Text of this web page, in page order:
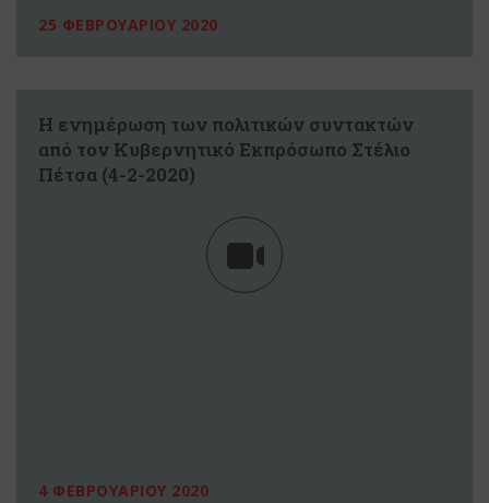
25 ΦΕΒΡΟΥΑΡΙΟΥ 2020
H ενημέρωση των πολιτικών συντακτών
από τον Κυβερνητικό Εκπρόσωπο Στέλιο
Πέτσα (4-2-2020)
4 ΦΕΒΡΟΥΑΡΙΟΥ 2020